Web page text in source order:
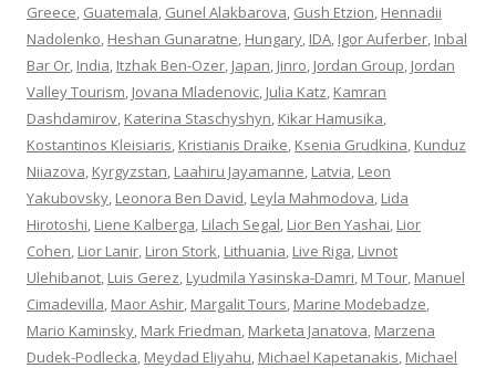
Greece, Guatemala, Gunel Alakbarova, Gush Etzion, Hennadii
Nadolenko, Heshan Gunaratne, Hungary, IDA, Igor Auferber, Inbal
Bar Or, India, Itzhak Ben-Ozer, Japan, Jinro, Jordan Group, Jordan
Valley Tourism, Jovana Mladenovic, Julia Katz, Kamran
Dashdamirov, Katerina Staschyshyn, Kikar Hamusika,
Kostantinos Kleisiaris, Kristianis Draike, Ksenia Grudkina, Kunduz
Niiazova, Kyrgyzstan, Laahiru Jayamanne, Latvia, Leon
Yakubovsky, Leonora Ben David, Leyla Mahmodova, Lida
Hirotoshi, Liene Kalberga, Lilach Segal, Lior Ben Yashai, Lior
Cohen, Lior Lanir, Liron Stork, Lithuania, Live Riga, Livnot
Ulehibanot, Luis Gerez, Lyudmila Yasinska-Damri, M Tour, Manuel
Cimadevilla, Maor Ashir, Margalit Tours, Marine Modebadze,
Mario Kaminsky, Mark Friedman, Marketa Janatova, Marzena
Dudek-Podlecka, Meydad Eliyahu, Michael Kapetanakis, Michael